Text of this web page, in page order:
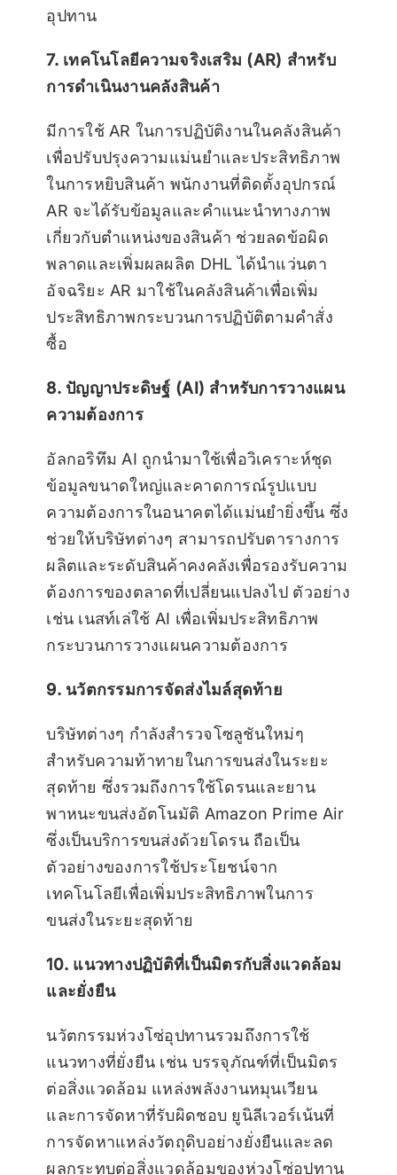
อุปทาน
7. เทคโนโลยีความจริงเสริม (AR) สำหรับ
การดำเนินงานคลังสินค้า
มีการใช้ AR ในการปฏิบัติงานในคลังสินค้า
เพื่อปรับปรุงความแม่นยำและประสิทธิภาพ
ในการหยิบสินค้า พนักงานที่ติดตั้งอุปกรณ์
AR จะได้รับข้อมูลและคำแนะนำทางภาพ
เกี่ยวกับตำแหน่งของสินค้า ช่วยลดข้อผิด
พลาดและเพิ่มผลผลิต DHL ได้นำแว่นตา
อัจฉริยะ AR มาใช้ในคลังสินค้าเพื่อเพิ่ม
ประสิทธิภาพกระบวนการปฏิบัติตามคำสั่ง
ซื้อ
8. ปัญญาประดิษฐ์ (AI) สำหรับการวางแผน
ความต้องการ
อัลกอริทึม AI ถูกนำมาใช้เพื่อวิเคราะห์ชุด
ข้อมูลขนาดใหญ่และคาดการณ์รูปแบบ
ความต้องการในอนาคตได้แม่นยำยิ่งขึ้น ซึ่ง
ช่วยให้บริษัทต่างๆ สามารถปรับตารางการ
ผลิตและระดับสินค้าคงคลังเพื่อรองรับความ
ต้องการของตลาดที่เปลี่ยนแปลงไป ตัวอย่าง
เช่น เนสท์เล่ใช้ AI เพื่อเพิ่มประสิทธิภาพ
กระบวนการวางแผนความต้องการ
9. นวัตกรรมการจัดส่งไมล์สุดท้าย
บริษัทต่างๆ กำลังสำรวจโซลูชันใหม่ๆ
สำหรับความท้าทายในการขนส่งในระยะ
สุดท้าย ซึ่งรวมถึงการใช้โดรนและยาน
พาหนะขนส่งอัตโนมัติ Amazon Prime Air
ซึ่งเป็นบริการขนส่งด้วยโดรน ถือเป็น
ตัวอย่างของการใช้ประโยชน์จาก
เทคโนโลยีเพื่อเพิ่มประสิทธิภาพในการ
ขนส่งในระยะสุดท้าย
10. แนวทางปฏิบัติที่เป็นมิตรกับสิ่งแวดล้อม
และยั่งยืน
นวัตกรรมห่วงโซ่อุปทานรวมถึงการใช้
แนวทางที่ยั่งยืน เช่น บรรจุภัณฑ์ที่เป็นมิตร
ต่อสิ่งแวดล้อม แหล่งพลังงานหมุนเวียน
และการจัดหาที่รับผิดชอบ ยูนิลีเวอร์เน้นที่
การจัดหาแหล่งวัตถุดิบอย่างยั่งยืนและลด
ผลกระทบต่อสิ่งแวดล้อมของห่วงโซ่อุปทาน